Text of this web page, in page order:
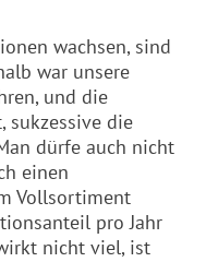
wachsen, sind
war unsere
und die
sukzessive die
dürfe auch nicht
einen
Vollsortiment
pro Jahr
nicht viel, ist